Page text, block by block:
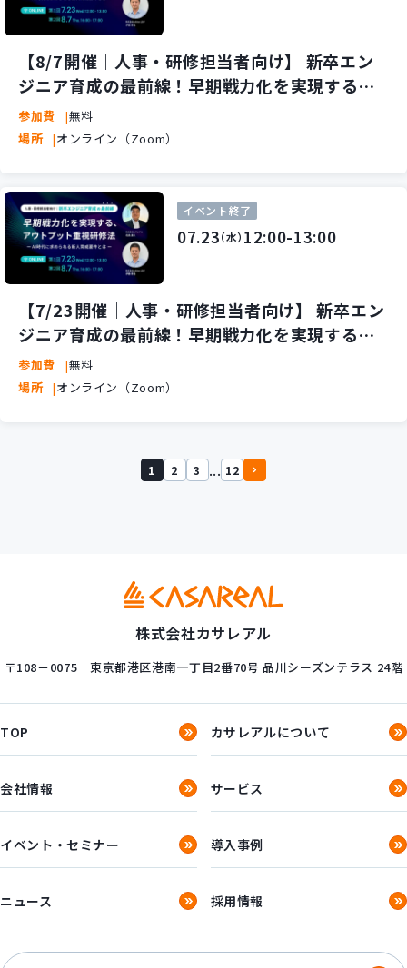
【8/7開催｜人事・研修担当者向け】 新卒エン
ジニア育成の最前線！早期戦力化を実現する、
アウトプット重視研修法 ～AI時代に求められる
新人育成要件とは～
参加費
無料
場所
オンライン（Zoom）
イベント終了
07.23（水） 12:00-13:00
【7/23開催｜人事・研修担当者向け】 新卒エン
ジニア育成の最前線！早期戦力化を実現する、
アウトプット重視研修法 ～AI時代に求められる
新人育成要件とは～
参加費
無料
場所
オンライン（Zoom）
1 2 3 ... 12
株式会社カサレアル
〒108－0075 東京都港区港南一丁目2番70号 品川シーズンテラス 24階
TOP カサレアルについて
会社情報 サービス
イベント・セミナー 導入事例
ニュース 採用情報